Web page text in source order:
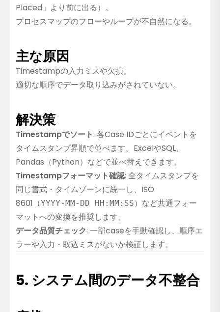
Placed」より前に出る）。
プロセスマップのフローやループが不自然になる。
主な原因
Timestampの入力ミスや欠損。
適切な順序でデータ取り込みがされていない。
解決策
Timestampでソート: 各Case IDごとにイベントを
タイムスタンプ昇順で並べます。ExcelやSQL、
Pandas（Python）などで並べ替えできます。
Timestampフォーマット確認: 全タイムスタンプを
同じ書式・タイムゾーンに統一し、ISO
8601（YYYY-MM-DD HH:MM:SS）など共通フォー
マットへの変換を推奨します。
データ品質チェック: 一部caseを手動確認し、順序エ
ラーや入力・取込ミスがないか検証します。
5. システム間のデータ不整合